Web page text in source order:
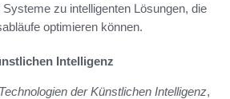
zu intelligenten Lösungen, die
optimieren können.
Intelligenz
Technologien der Künstlichen Intelligenz,